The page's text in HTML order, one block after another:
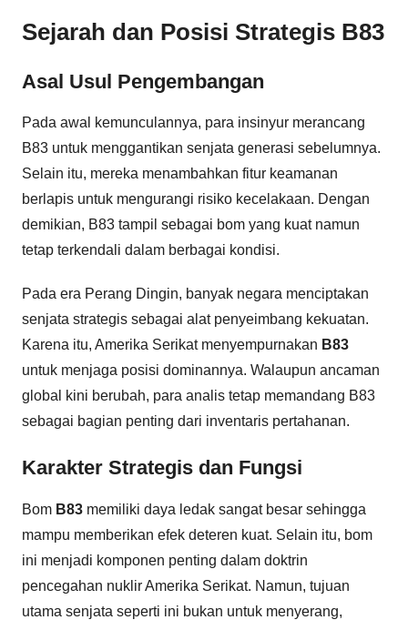
Sejarah dan Posisi Strategis B83
Asal Usul Pengembangan
Pada awal kemunculannya, para insinyur merancang
B83 untuk menggantikan senjata generasi sebelumnya.
Selain itu, mereka menambahkan fitur keamanan
berlapis untuk mengurangi risiko kecelakaan. Dengan
demikian, B83 tampil sebagai bom yang kuat namun
tetap terkendali dalam berbagai kondisi.
Pada era Perang Dingin, banyak negara menciptakan
senjata strategis sebagai alat penyeimbang kekuatan.
Karena itu, Amerika Serikat menyempurnakan B83
untuk menjaga posisi dominannya. Walaupun ancaman
global kini berubah, para analis tetap memandang B83
sebagai bagian penting dari inventaris pertahanan.
Karakter Strategis dan Fungsi
Bom B83 memiliki daya ledak sangat besar sehingga
mampu memberikan efek deteren kuat. Selain itu, bom
ini menjadi komponen penting dalam doktrin
pencegahan nuklir Amerika Serikat. Namun, tujuan
utama senjata seperti ini bukan untuk menyerang,